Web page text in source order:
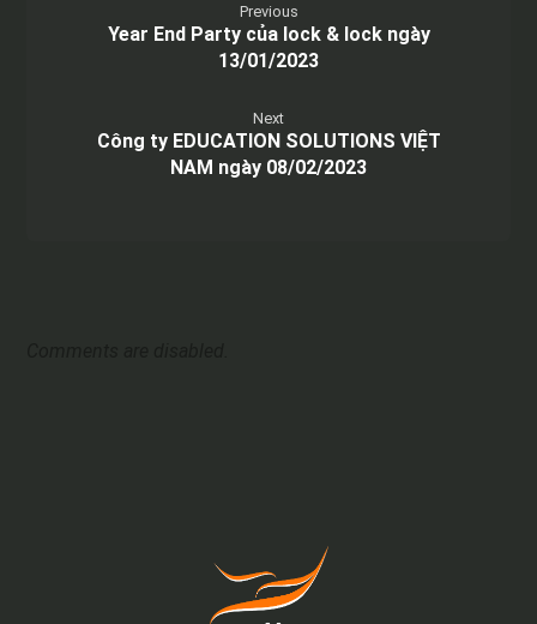
Previous
Year End Party của lock & lock ngày
13/01/2023
Next
Công ty EDUCATION SOLUTIONS VIỆT
NAM ngày 08/02/2023